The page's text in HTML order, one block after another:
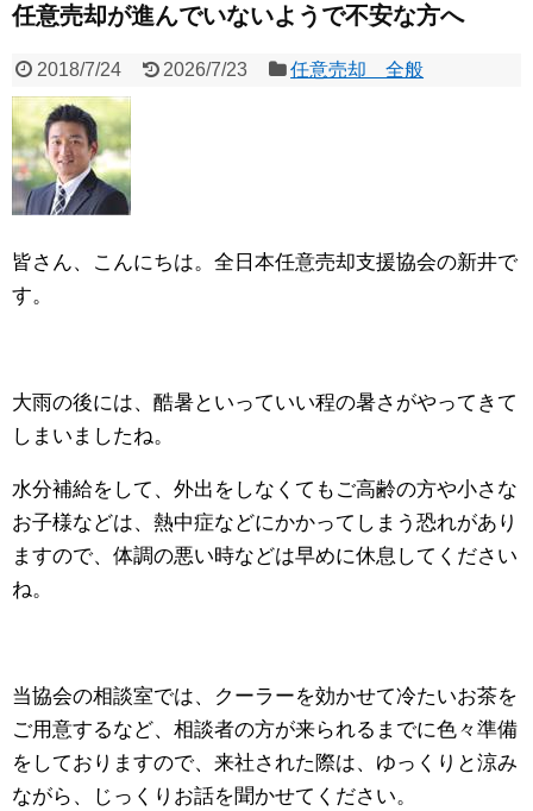
任意売却が進んでいないようで不安な方へ
2018/7/24 2026/7/23 任意売却 全般
皆さん、こんにちは。全日本任意売却支援協会の新井で
す。
大雨の後には、酷暑といっていい程の暑さがやってきて
しまいましたね。
水分補給をして、外出をしなくてもご高齢の方や小さな
お子様などは、熱中症などにかかってしまう恐れがあり
ますので、体調の悪い時などは早めに休息してください
ね。
当協会の相談室では、クーラーを効かせて冷たいお茶を
ご用意するなど、相談者の方が来られるまでに色々準備
をしておりますので、来社された際は、ゆっくりと涼み
ながら、じっくりお話を聞かせてください。